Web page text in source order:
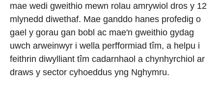
mae wedi gweithio mewn rolau amrywiol dros y 12
mlynedd diwethaf. Mae ganddo hanes profedig o
gael y gorau gan bobl ac mae'n gweithio gydag
uwch arweinwyr i wella perfformiad tîm, a helpu i
feithrin diwylliant tîm cadarnhaol a chynhyrchiol ar
draws y sector cyhoeddus yng Nghymru.